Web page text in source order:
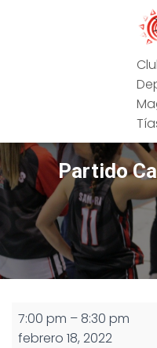
Partido
Partido
Cadete
7:00 pm –8:30 pm
febrero 18, 2022